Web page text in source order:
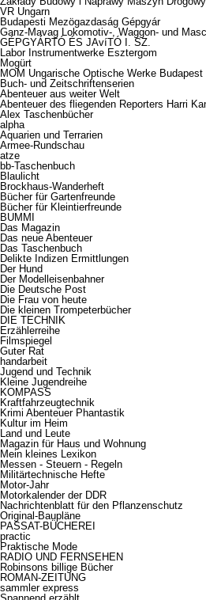
VR Ungarn
Budapesti Mezögazdaság Gépgyár
Ganz-Mavag Lokomotiv-, Waggon- und
GÉPGYÁRTÓ ÉS JAvíTÓ I. SZ.
Labor Instrumentwerke Esztergom
Mogürt
MOM Ungarische Optische Werke Budapest
Buch- und Zeitschriftenserien
Abenteuer aus weiter Welt
Abenteuer des fliegenden Reporters Harri
Alex Taschenbücher
alpha
Aquarien und Terrarien
Armee-Rundschau
atze
bb-Taschenbuch
Blaulicht
Brockhaus-Wanderheft
Bücher für Gartenfreunde
Bücher für Kleintierfreunde
BUMMI
Das Magazin
Das neue Abenteuer
Das Taschenbuch
Delikte Indizen Ermittlungen
Der Hund
Der Modelleisenbahner
Die Deutsche Post
Die Frau von heute
Die kleinen Trompeterbücher
DIE TECHNIK
Erzählerreihe
Filmspiegel
Guter Rat
handarbeit
Jugend und Technik
Kleine Jugendreihe
KOMPASS
Kraftfahrzeugtechnik
Krimi Abenteuer Phantastik
Kultur im Heim
Land und Leute
Magazin für Haus und Wohnung
Mein kleines Lexikon
Messen - Steuern - Regeln
Militärtechnische Hefte
Motor-Jahr
Motorkalender der DDR
Nachrichtenblatt für den Pflanzenschutz
Original-Baupläne
PASSAT-BÜCHEREI
practic
Praktische Mode
RADIO UND FERNSEHEN
Robinsons billige Bücher
ROMAN-ZEITUNG
sammler express